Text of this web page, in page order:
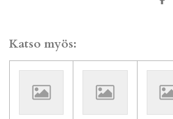
J
Katso myös: